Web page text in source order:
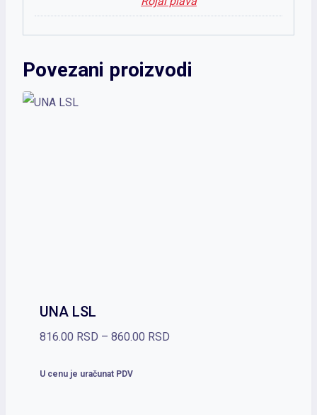
Povezani proizvodi
UNA LSL
816.00 RSD – 860.00 RSD
U cenu je uračunat PDV